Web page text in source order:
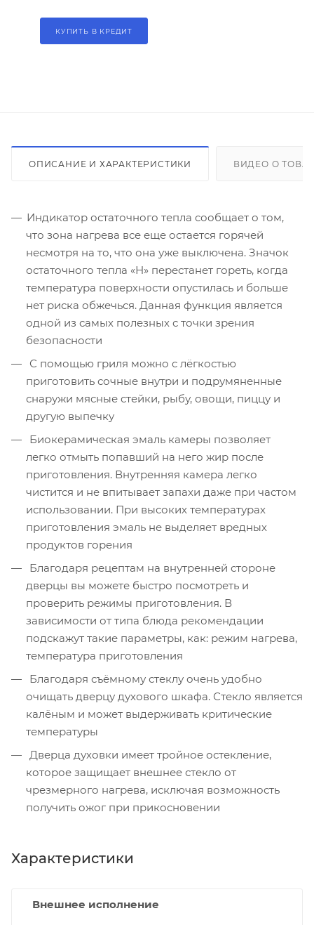
КУПИТЬ В КРЕДИТ
ОПИСАНИЕ И ХАРАКТЕРИСТИКИ ВИДЕО О
Индикатор остаточного тепла сообщает о том,
что зона нагрева все еще остается горячей
несмотря на то, что она уже выключена. Значок
остаточного тепла «Н» перестанет гореть, когда
температура поверхности опустилась и больше
нет риска обжечься. Данная функция является
одной из самых полезных с точки зрения
безопасности
С помощью гриля можно с лёгкостью
приготовить сочные внутри и подрумяненные
снаружи мясные стейки, рыбу, овощи, пиццу и
другую выпечку
Биокерамическая эмаль камеры позволяет
легко отмыть попавший на него жир после
приготовления. Внутренняя камера легко
чистится и не впитывает запахи даже при частом
использовании. При высоких температурах
приготовления эмаль не выделяет вредных
продуктов горения
Благодаря рецептам на внутренней стороне
дверцы вы можете быстро посмотреть и
проверить режимы приготовления. В
зависимости от типа блюда рекомендации
подскажут такие параметры, как: режим нагрева,
температура приготовления
Благодаря съёмному стеклу очень удобно
очищать дверцу духового шкафа. Стекло является
калёным и может выдерживать критические
температуры
Дверца духовки имеет тройное остекление,
которое защищает внешнее стекло от
чрезмерного нагрева, исключая возможность
получить ожог при прикосновении
Характеристики
Внешнее исполнение